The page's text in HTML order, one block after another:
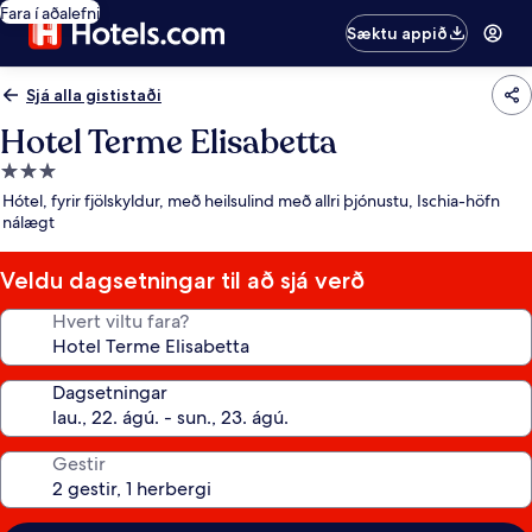
Fara í aðalefni
Sæktu appið
Sjá alla gististaði
Hotel Terme Elisabetta
3.0
stjörnu
gististaður
Hótel, fyrir fjölskyldur, með heilsulind með allri þjónustu, Ischia-höfn
nálægt
Veldu dagsetningar til að sjá verð
Hvert viltu fara?
Dagsetningar
Gestir